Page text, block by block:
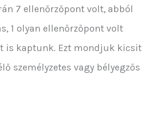
7 ellenőrzőpont volt, abból
1 olyan ellenőrzőpont volt
is kaptunk. Ezt mondjuk kicsit
személyzetes vagy bélyegzős